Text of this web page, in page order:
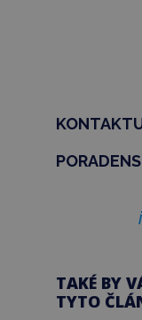
TAKÉ BY
TYTO